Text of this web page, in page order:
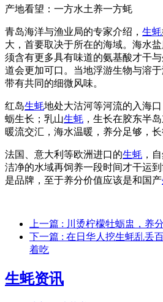
产地看望：一方水土养一方蚝
青岛海洋与渔业局的专家介绍， 生蚝
大，首要取决于所在的海域。海水盐
须含有更多具有味道的氨基酸才干
道会更加可口。当地浮游生物与溶
带有共同的细微风味。
红岛生蚝地处大沽河等河流的入海
蛎生长；乳山生蚝 ，生长在胶东半
暖流交汇，海水温暖，养分足够，长
法国、意大利等欧洲进口的生蚝 ，
洁净的水域再饲养一段时间才干运
是品牌，至于养分价值应该是和国产
上一篇 : 川烫柠檬牡蛎盅，养
下一篇 : 在日华人挖生蚝乱丢
着吃
生蚝资讯